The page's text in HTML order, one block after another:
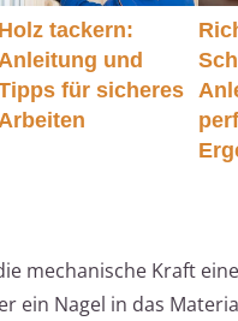
Holz tackern:
Anleitung und
für sicheres
Arbeiten
mechanische Kraft
ein Nagel in das